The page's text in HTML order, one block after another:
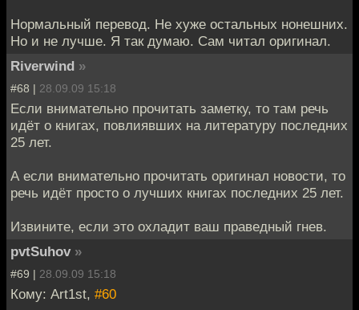
Нормальный перевод. Не хуже остальных нонешних.
Но и не лучше. Я так думаю. Сам читал оригинал.
Riverwind »
#68 | 28.09.09 15:18
Если внимательно прочитать заметку, то там речь
идёт о книгах, повлиявших на литературу последних
25 лет.
А если внимательно прочитать оригинал новости, то
речь идёт просто о лучших книгах последних 25 лет.
Извините, если это охладит ваш праведный гнев.
pvtSuhov »
#69 | 28.09.09 15:18
Кому: Art1st, #60